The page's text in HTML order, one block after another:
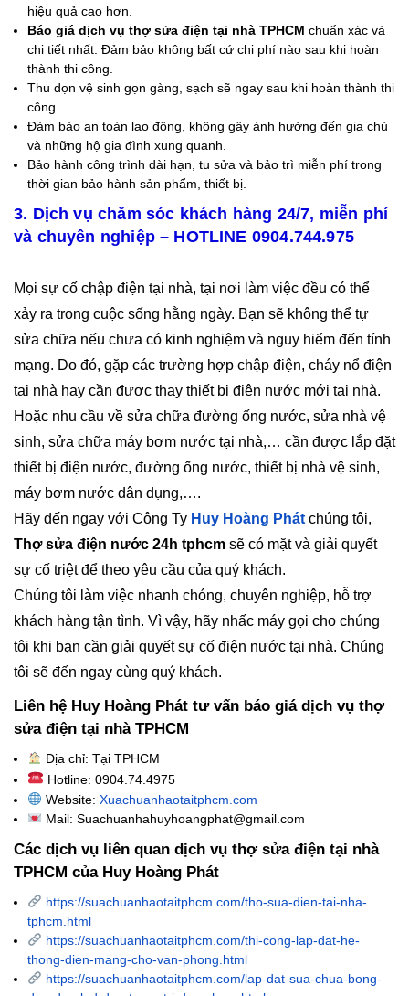
hiệu quả cao hơn.
Báo giá dịch vụ thợ sửa điện tại nhà TPHCM chuẩn xác và
chi tiết nhất. Đảm bảo không bất cứ chi phí nào sau khi hoàn
thành thi công.
Thu dọn vệ sinh gọn gàng, sạch sẽ ngay sau khi hoàn thành thi
công.
Đảm bảo an toàn lao động, không gây ảnh hưởng đến gia chủ
và những hộ gia đình xung quanh.
Bảo hành công trình dài hạn, tu sửa và bảo trì miễn phí trong
thời gian bảo hành sản phẩm, thiết bị.
3. Dịch vụ chăm sóc khách hàng 24/7, miễn phí
và chuyên nghiệp – HOTLINE 0904.744.975
Mọi sự cố chập điện tại nhà, tại nơi làm việc đều có thể
xảy ra trong cuộc sống hằng ngày. Bạn sẽ không thể tự
sửa chữa nếu chưa có kinh nghiệm và nguy hiểm đến tính
mạng. Do đó, gặp các trường hợp chập điện, cháy nổ điện
tại nhà hay cần được thay thiết bị điện nước mới tại nhà.
Hoặc nhu cầu về sửa chữa đường ống nước, sửa nhà vệ
sinh, sửa chữa máy bơm nước tại nhà,… cần được lắp đặt
thiết bị điện nước, đường ống nước, thiết bị nhà vệ sinh,
máy bơm nước dân dụng,….
Hãy đến ngay với Công Ty Huy Hoàng Phát chúng tôi,
Thợ sửa điện nước 24h tphcm sẽ có mặt và giải quyết
sự cố triệt để theo yêu cầu của quý khách.
Chúng tôi làm việc nhanh chóng, chuyên nghiệp, hỗ trợ
khách hàng tận tình. Vì vậy, hãy nhấc máy gọi cho chúng
tôi khi bạn cần giải quyết sự cố điện nước tại nhà. Chúng
tôi sẽ đến ngay cùng quý khách.
Liên hệ Huy Hoàng Phát tư vấn báo giá dịch vụ thợ
sửa điện tại nhà TPHCM
Địa chỉ: Tại TPHCM
Hotline: 0904.74.4975
Website: Xuachuanhaotaitphcm.com
Mail: Suachuanhahuyhoangphat@gmail.com
Các dịch vụ liên quan dịch vụ thợ sửa điện tại nhà
TPHCM của Huy Hoàng Phát
https://suachuanhaotaitphcm.com/tho-sua-dien-tai-nha-
tphcm.html
https://suachuanhaotaitphcm.com/thi-cong-lap-dat-he-
thong-dien-mang-cho-van-phong.html
https://suachuanhaotaitphcm.com/lap-dat-sua-chua-bong-